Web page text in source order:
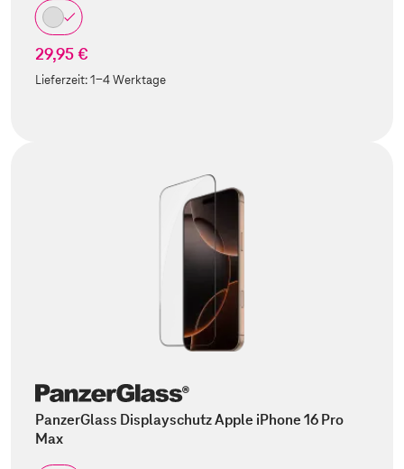
29,95 €
Lieferzeit:1-4 Werktage
PanzerGlass Displayschutz Apple iPhone 16 Pro
Max